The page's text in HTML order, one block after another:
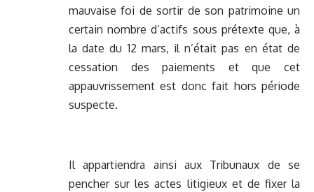
mauvaise foi de sortir de son patrimoine un
certain nombre d’actifs sous prétexte que, à
la date du 12 mars, il n’était pas en état de
cessation des paiements et que cet
appauvrissement est donc fait hors période
suspecte.
Il appartiendra ainsi aux Tribunaux de se
pencher sur les actes litigieux et de fixer la